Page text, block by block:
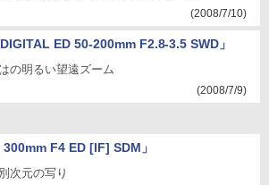
(2008/7/10)
ED 50-200mm F2.8-3.5 SWD」
の明るい望遠ズーム
(2008/7/9)
F4 ED [IF] SDM」
次元の写り